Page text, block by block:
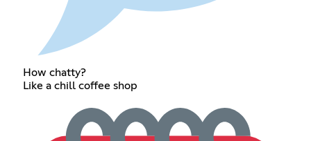
How chatty?
Like a chill coffee shop